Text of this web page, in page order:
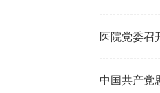
医院党委召
中国共产党